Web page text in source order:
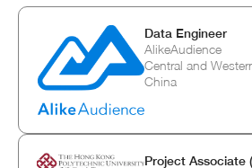
Data Engineer
AlikeAudience
Central and
China
Project Associate